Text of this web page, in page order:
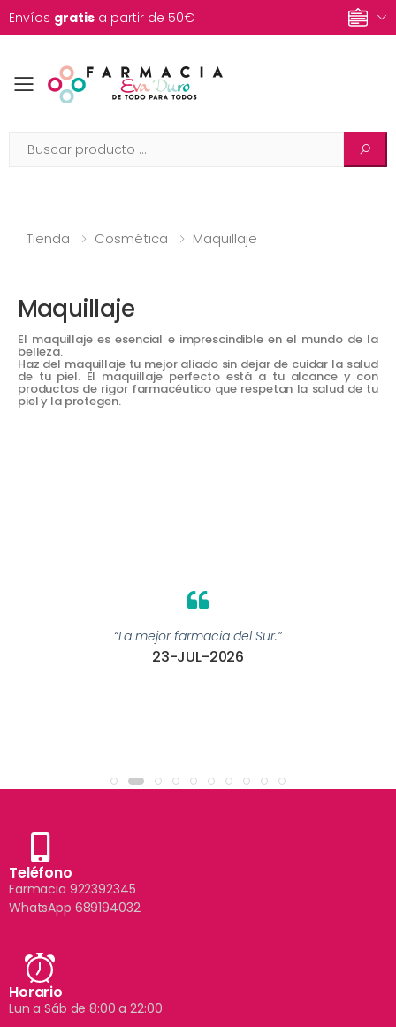
Envíos gratis a partir de 50€
Toggle mobile menu
Tienda Cosmética Maquillaje
Maquillaje
El maquillaje es esencial e imprescindible en el mundo de la
belleza.
Haz del maquillaje tu mejor aliado sin dejar de cuidar la salud
de tu piel. El maquillaje perfecto está a tu alcance y con
productos de rigor farmacéutico que respetan la salud de tu
piel y la protegen.
“La mejor farmacia del Sur.”
23-JUL-2026
Teléfono
Farmacia 922392345
WhatsApp 689194032
Horario
Lun a Sáb de 8:00 a 22:00